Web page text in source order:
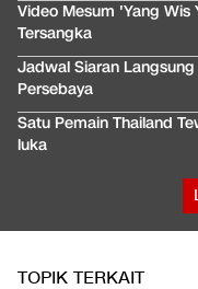
Video Mesum 'Yang
Tersangka
Jadwal Siaran
Persebaya
Satu Pemain Thailand
luka
TOPIK TERKAIT